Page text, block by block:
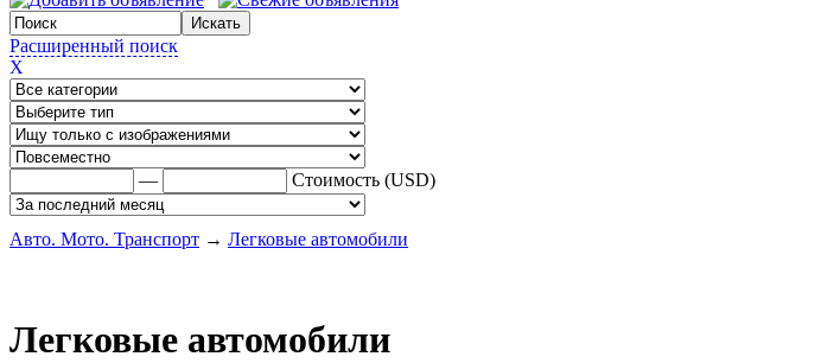
Расширенный поиск
X
— Стоимость (USD)
Авто. Мото. Транспорт → Легковые автомобили
Легковые автомобили